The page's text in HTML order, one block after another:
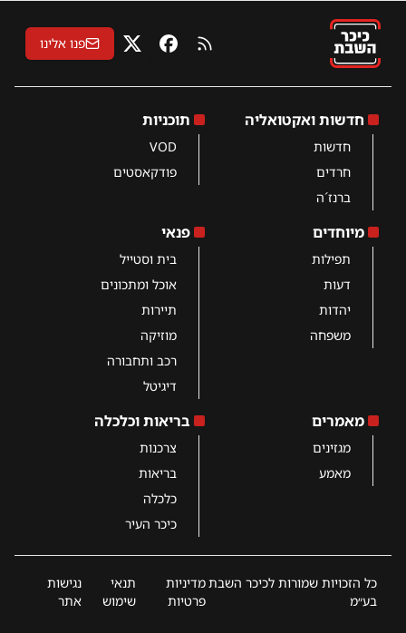
RSS פייסבוקX פנו אלינו
חדשות ואקטואליה
חדשות
חרדים
ברנז´ה
תוכניות
VOD
פודקאסטים
מיוחדים
תפילות
דעות
יהדות
משפחה
פנאי
בית וסטייל
אוכל ומתכונים
תיירות
מוזיקה
רכב ותחבורה
דיגיטל
מאמרים
מגזינים
מאמע
בריאות וכלכלה
צרכנות
בריאות
כלכלה
כיכר העיר
כל הזכויות שמורות לכיכר השבת
בע״מ
מדיניות
פרטיות
תנאי
שימוש
נגישות
אתר